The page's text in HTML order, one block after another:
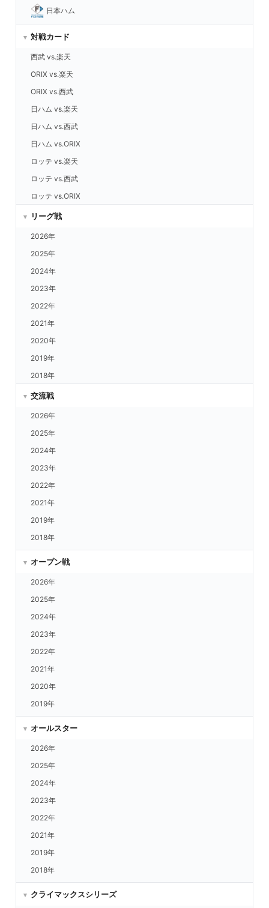
日本ハム
対戦カード
西武 vs.楽天
ORIX vs.楽天
ORIX vs.西武
日ハム vs.楽天
日ハム vs.西武
日ハム vs.ORIX
ロッテ vs.楽天
ロッテ vs.西武
ロッテ vs.ORIX
ロッテ vs.日ハム
ヤクルト vs.ロッテ
DeNA vs.楽天
DeNA vs.西武
DeNA vs.ORIX
DeNA vs.日ハム
DeNA vs.ロッテ
DeNA vs.福岡
DeNA vs.ヤクルト
中日 vs.楽天
中日 vs.西武
中日 vs.ORIX
中日 vs.日ハム
中日 vs.ロッテ
中日 vs.福岡
中日 vs.ヤクルト
中日 vs.DeNA
広島 vs.楽天
広島 vs.西武
広島 vs.ORIX
広島 vs.日ハム
広島 vs.ロッテ
広島 vs.福岡
広島 vs.ヤクルト
広島 vs.DeNA
広島 vs.中日
阪神 vs.楽天
阪神 vs.西武
阪神 vs.ORIX
阪神 vs.日ハム
リーグ戦
2026年
2025年
2024年
2023年
2022年
2021年
2020年
2019年
2018年
交流戦
2026年
2025年
2024年
2023年
2022年
2021年
2019年
2018年
オープン戦
2026年
2025年
2024年
2023年
2022年
2021年
2020年
2019年
オールスター
2026年
2025年
2024年
2023年
2022年
2021年
2019年
2018年
クライマックスシリーズ